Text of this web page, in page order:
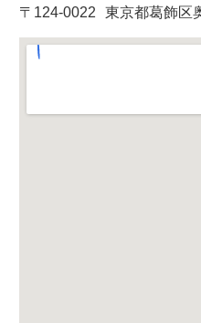
〒124-0022 東京都葛飾区